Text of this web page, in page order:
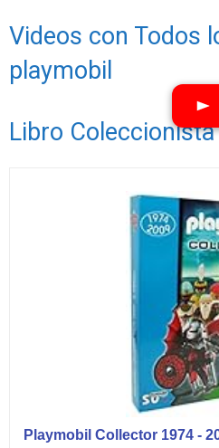
Videos con Todos
playmobil
Libro Coleccionista
Playmobil Collector 1974 -